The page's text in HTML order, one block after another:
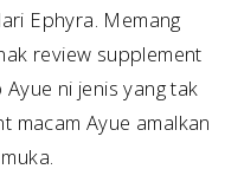
Ephyra. Memang
review supplement
ni jenis yang tak
macam Ayue amalkan